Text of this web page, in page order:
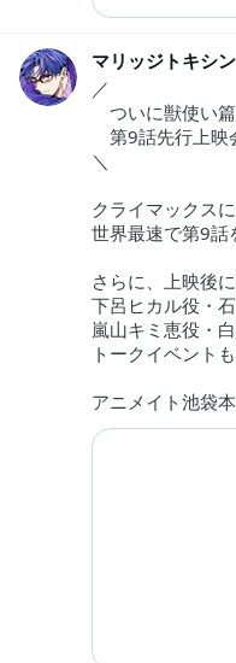
マリッジトキシン
／
ついに獣使い
第9話先行上映
＼
クライマックス
世界最速で第9話
さらに、上映後
下呂ヒカル役・石
嵐山キミ恵役・
トークイベント
アニメイト池袋